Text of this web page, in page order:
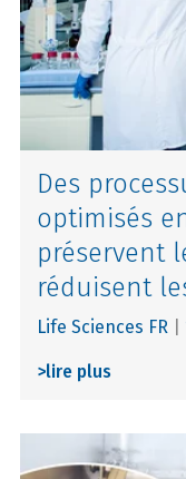
Des
optimisés
préservent
réduisent
Life Sciences FR
>lire plus